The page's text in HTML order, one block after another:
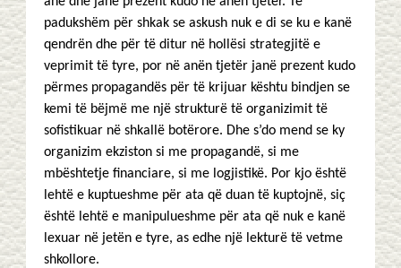
padukshëm për shkak se askush nuk e di se ku e kanë
qendrën dhe për të ditur në hollësi strategjitë e
veprimit të tyre, por në anën tjetër janë prezent kudo
përmes propagandës për të krijuar kështu bindjen se
kemi të bëjmë me një strukturë të organizimit të
sofistikuar në shkallë botërore. Dhe s’do mend se ky
organizim ekziston si me propagandë, si me
mbështetje financiare, si me logjistikë. Por kjo është
lehtë e kuptueshme për ata që duan të kuptojnë, siç
është lehtë e manipulueshme për ata që nuk e kanë
lexuar në jetën e tyre, as edhe një lekturë të vetme
shkollore.